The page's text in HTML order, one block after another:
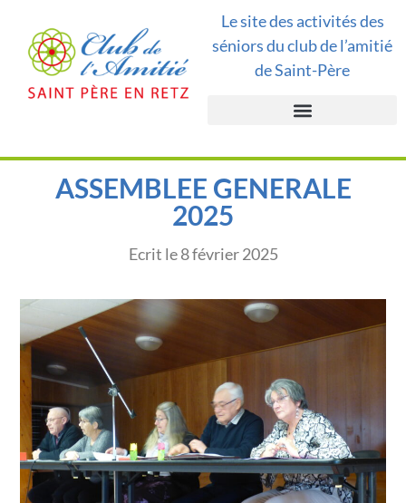
Le site des activités des
séniors du club de l’amitié
de Saint-Père
ASSEMBLEE GENERALE
2025
Ecrit le 8 février 2025